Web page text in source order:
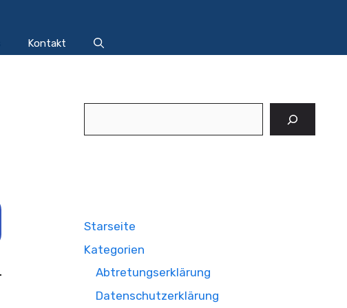
Kontakt
Starseite
Kategorien
Abtretungserklärung
Datenschutzerklärung